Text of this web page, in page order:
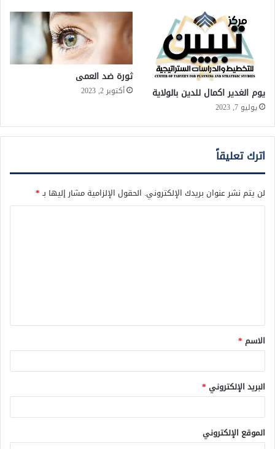
يوم الغدير اكمال للدين بالولاية
يوليو 7, 2023
ثورة ضد العمى
أكتوبر 2, 2023
اترك تعليقاً
لن يتم نشر عنوان بريدك الإلكتروني. الحقول الإلزامية مشار إليها بـ*
ق
*
الاسم *
البريد الإلكتروني *
الموقع الإلكتروني